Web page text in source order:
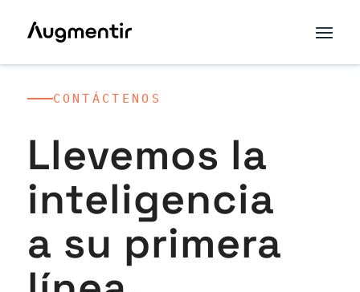
CONTÁCTENOS
Llevemos la
inteligencia
a su primera